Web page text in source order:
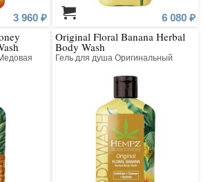
косметику, которая помогает делать кожу и
настоящему красивыми – вот главная миссия
3 960 ₽ 6 080 ₽
Original Floral Banana Herbal
Body Wash
Гель для душа Оригинальный